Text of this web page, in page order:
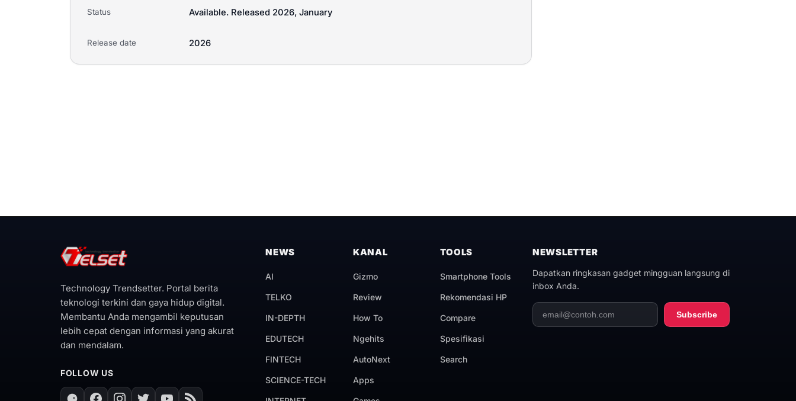
Status Available. Released 2026, January
Release date 2026
Technology Trendsetter. Portal berita
teknologi terkini dan gaya hidup digital.
Membantu Anda mengambil keputusan
lebih cepat dengan informasi yang akurat
dan mendalam.
FOLLOW US
NEWS
AI
TELKO
IN-DEPTH
EDUTECH
FINTECH
SCIENCE-TECH
KANAL
Gizmo
Review
How To
Ngehits
AutoNext
Apps
TOOLS
Smartphone Tools
Rekomendasi HP
Compare
Spesifikasi
Search
NEWSLETTER
Dapatkan ringkasan gadget mingguan langsung di
inbox Anda.
Subscribe